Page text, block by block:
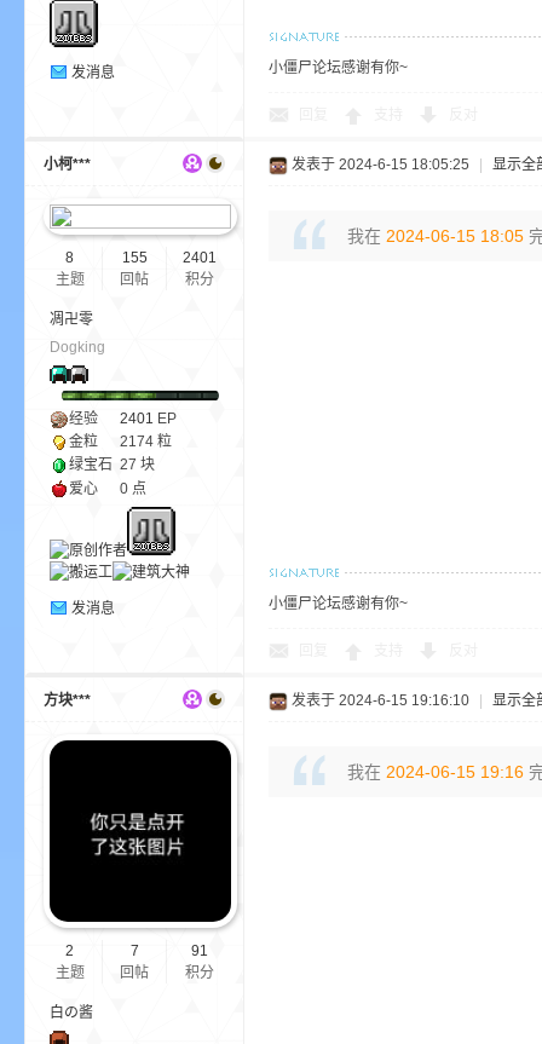
发消息 小僵尸论坛感谢有你~
小柯***
8
主题
155
回帖
2401
积分
凋卍零
Dogking
经验 2401 EP
金粒
2174 粒
绿宝石 27 块
爱心
0 点
发消息
发表于 2024-6-15 18:05:25 显示全
我在 2024-06-15 18:05
小僵尸论坛感谢有你~
方块***
2
主题
7
回帖
91
积分
白の酱
发表于 2024-6-15 19:16:10 显示全
我在 2024-06-15 19:16